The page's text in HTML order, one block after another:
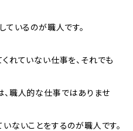
ているのが職人です。
れていない仕事を、それでも
、職人的な仕事ではありませ
ないことをするのが職人です。